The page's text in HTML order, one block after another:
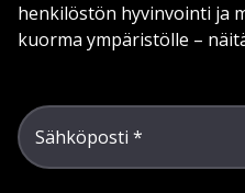
henkilöstön hyvinvointi ja
kuorma ympäristölle –
Sähköposti